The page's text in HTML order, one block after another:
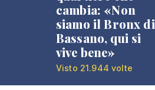
cambia: «Non
siamo il Bronx di
Bassano, qui si
vive bene»
Visto 21.944 volte